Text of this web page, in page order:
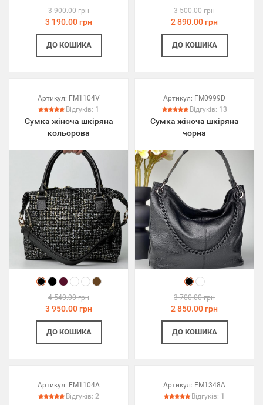
3 900.00 грн
3 190.00 грн
ДО КОШИКА
3 500.00 грн
2 890.00 грн
ДО КОШИКА
Артикул: FM1104V
Відгуків: 1
Сумка жіноча шкіряна
кольорова
4 540.00 грн
3 950.00 грн
ДО КОШИКА
Артикул: FM0999D
Відгуків: 13
Сумка жіноча шкіряна
чорна
3 700.00 грн
2 850.00 грн
ДО КОШИКА
Артикул: FM1104A
Відгуків: 2
Артикул: FM1348A
Відгуків: 1